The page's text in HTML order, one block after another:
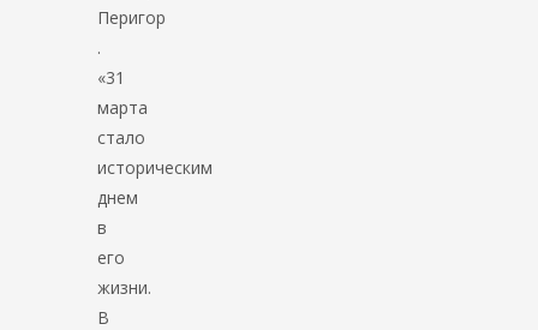
Перигор
.
«31
марта
стало
историческим
днем
в
его
жизни.
В